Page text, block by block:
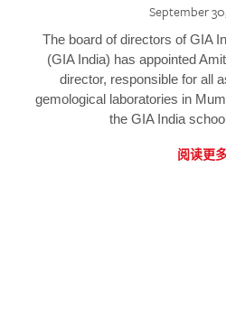
September
The board of directors of GIA
(GIA India) has appointed
director, responsible for all
gemological laboratories in
the GIA India
阅读更